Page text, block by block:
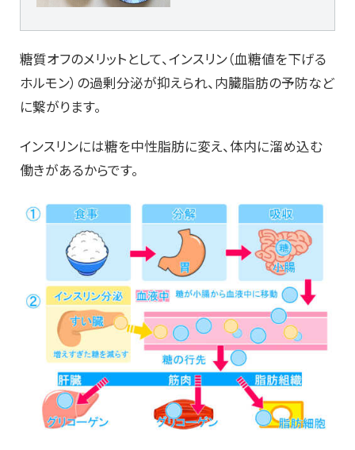
糖質オフのメリットとして、インスリン（血糖値を下げる
ホルモン）の過剰分泌が抑えられ、内臓脂肪の予防など
に繋がります。
インスリンには糖を中性脂肪に変え、体内に溜め込む
働きがあるからです。